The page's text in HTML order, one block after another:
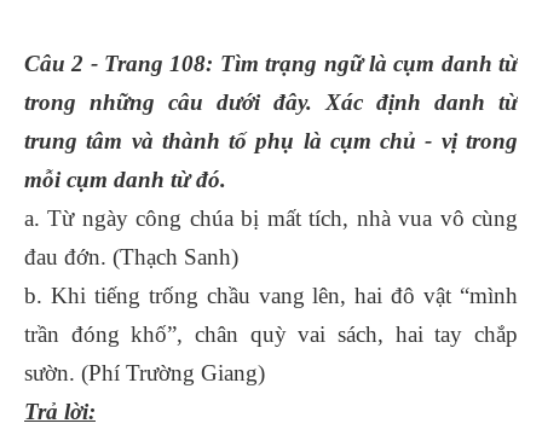
Câu 2 - Trang 108: Tìm trạng ngữ là cụm danh từ
trong những câu dưới đây. Xác định danh từ
trung tâm và thành tố phụ là cụm chủ - vị trong
mỗi cụm danh từ đó.
a. Từ ngày công chúa bị mất tích, nhà vua vô cùng
đau đớn. (Thạch Sanh)
b. Khi tiếng trống chầu vang lên, hai đô vật “mình
trần đóng khố”, chân quỳ vai sách, hai tay chắp
sườn. (Phí Trường Giang)
Trả lời: